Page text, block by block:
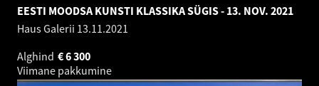
EESTI MOODSA KUNSTI KLASSIKA SÜGIS - 13. NOV. 2021
Haus Galerii 13.11.2021
Alghind
6 300
€
Viimane pakkumine